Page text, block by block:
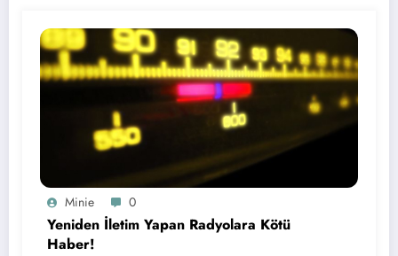
Minie 0
Yeniden İletim Yapan Radyolara Kötü
Haber!